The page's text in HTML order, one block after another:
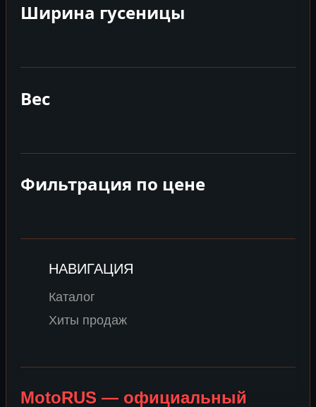
Ширина гусеницы
Вес
Фильтрация по цене
НАВИГАЦИЯ
Каталог
Хиты продаж
MotoRUS — официальный